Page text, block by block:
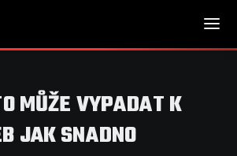
MŮŽE VYPADAT K
JAK SNADNO